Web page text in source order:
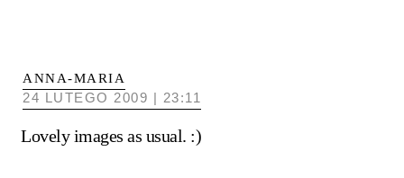
ANNA-MARIA
24 LUTEGO 2009 | 23:11
Lovely images as usual. :)